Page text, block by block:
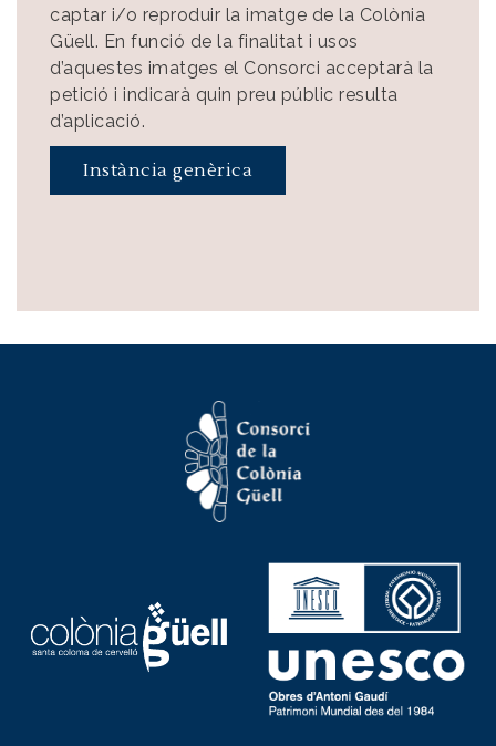
captar i/o reproduir la imatge de la Colònia
Güell. En funció de la finalitat i usos
d’aquestes imatges el Consorci acceptarà la
petició i indicarà quin preu públic resulta
d’aplicació.
Instància genèrica